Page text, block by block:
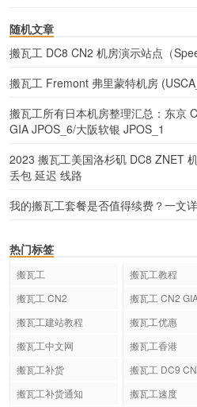
随机文章
搬瓦工 DC8 CN2 机房演示站点（
搬瓦工 Fremont 弗里蒙特机房
搬瓦工所有日本机房整理汇总：东京
GIA JPOS_6/大阪软银 JPOS_1
2023 搬瓦工美国洛杉矶 DC8 ZNET
丢包 延迟 线路
我的搬瓦工套餐是否值得续费？一文
热门标签
搬瓦工 搬瓦工教程
搬瓦工 CN2
搬瓦工 CN2
搬瓦工建站教程 搬瓦工优惠
搬瓦工中文网
搬瓦工香港
搬瓦工补货
搬瓦工 DC9
搬瓦工补货通知
搬瓦工速度